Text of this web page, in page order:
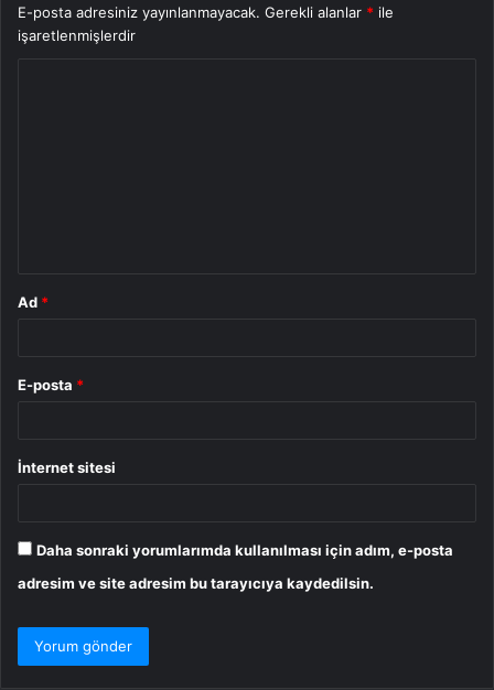
E-posta adresiniz yayınlanmayacak. Gerekli alanlar * ile
işaretlenmişlerdir
Ad *
E-posta *
İnternet sitesi
Daha sonraki yorumlarımda kullanılması için adım, e-posta
adresim ve site adresim bu tarayıcıya kaydedilsin.